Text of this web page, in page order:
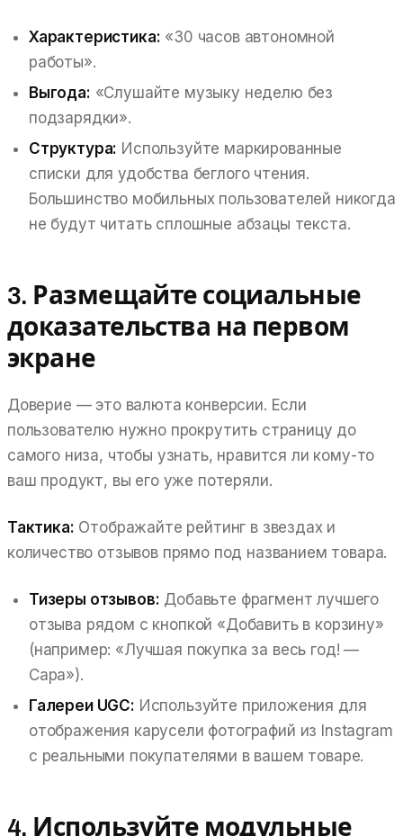
Характеристика: «30 часов автономной
работы».
Выгода: «Слушайте музыку неделю без
подзарядки».
Структура: Используйте маркированные
списки для удобства беглого чтения.
Большинство мобильных пользователей никогда
не будут читать сплошные абзацы текста.
3. Размещайте социальные
доказательства на первом
экране
Доверие — это валюта конверсии. Если
пользователю нужно прокрутить страницу до
самого низа, чтобы узнать, нравится ли кому-то
ваш продукт, вы его уже потеряли.
Тактика: Отображайте рейтинг в звездах и
количество отзывов прямо под названием товара.
Тизеры отзывов: Добавьте фрагмент лучшего
отзыва рядом с кнопкой «Добавить в корзину»
(например: «Лучшая покупка за весь год! —
Сара»).
Галереи UGC: Используйте приложения для
отображения карусели фотографий из Instagram
с реальными покупателями в вашем товаре.
4. Используйте модульные